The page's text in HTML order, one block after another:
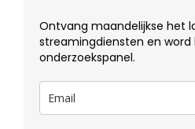
Ontvang maandelijkse het
streamingdiensten en word
onderzoekspanel.